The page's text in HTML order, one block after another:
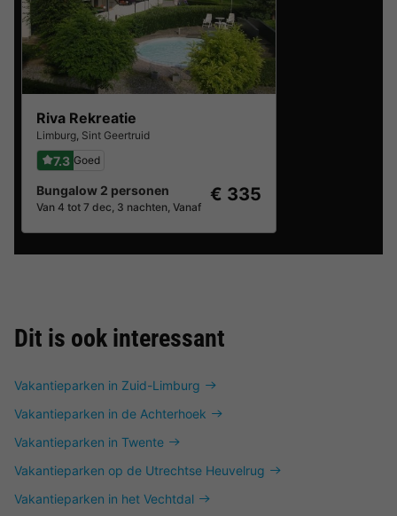
Riva Rekreatie
Limburg, Sint Geertruid
7.3 Goed
Bungalow 2 personen
Van 4 tot 7 dec, 3 nachten, Vanaf
€ 335
Dit is ook interessant
Vakantieparken in Zuid-Limburg
Vakantieparken in de Achterhoek
Vakantieparken in Twente
Vakantieparken op de Utrechtse Heuvelrug
Vakantieparken in het Vechtdal